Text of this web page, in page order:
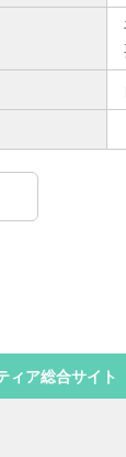
ィア総合サイ